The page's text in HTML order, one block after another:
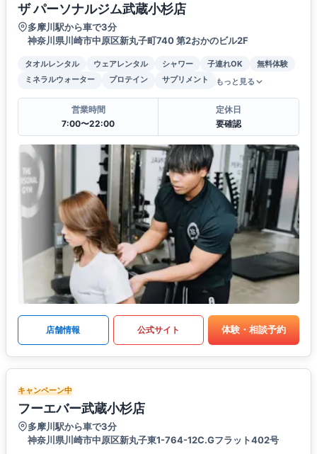
ザ パーソナルジム武蔵小杉店
多摩川駅から車で3分
神奈川県川崎市中原区新丸子町740 第2おかのビル2F
タオルレンタル ウェアレンタル シャワー 子連れOK
無料体験
ミネラルウォーター
プロテイン サプリメント もっと見る
営業時間
7:00〜22:00
定休日
要確認
店舗情報 公式サイト 体験・相談予約
キャンペーン中
フーエバー武蔵小杉店
多摩川駅から車で3分
神奈川県川崎市中原区新丸子東1-764-12C.Gフラット402号